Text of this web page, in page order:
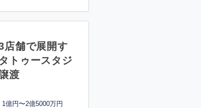
店舗で展開す
トゥースタジ
渡
1億円〜2億5000万円